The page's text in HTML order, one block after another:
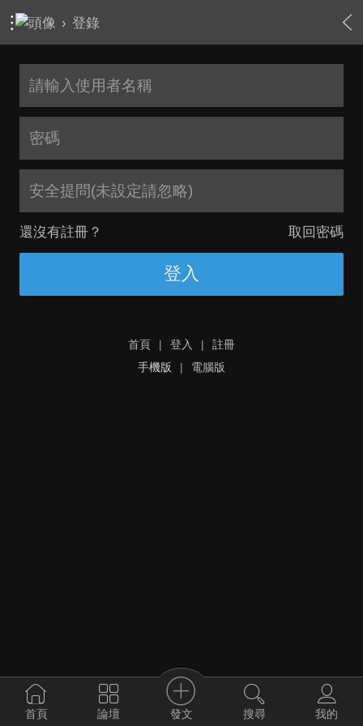
› 登錄
安全提問(未設定請忽略)
還沒有註冊？ 取回密碼
登入
首頁 | 登入 |
註冊
手機版
| 電腦版
首頁 論壇 發文 搜尋 我的